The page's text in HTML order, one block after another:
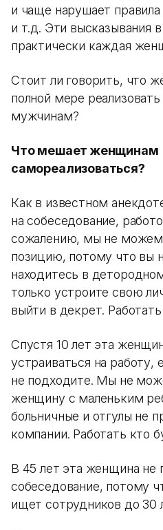
и чаще нарушает
и т.д. Эти высказывания
практически каждая
Стоит ли говорить, что
полной мере
мужчинам?
Что мешает женщинам
самореализоваться?
Как в известном
на собеседование,
сожалению, мы не можем
позицию, потому что вы
находитесь в
только устроите свою
выйти в декрет.
Спустя 10 лет эта
устраиваться на
не подходите. Мы не
женщину с маленьким
больничные и отгулы не
компании. Работать кто
В 45 лет эта женщина не
собеседование, потому
ищет сотрудников до 30